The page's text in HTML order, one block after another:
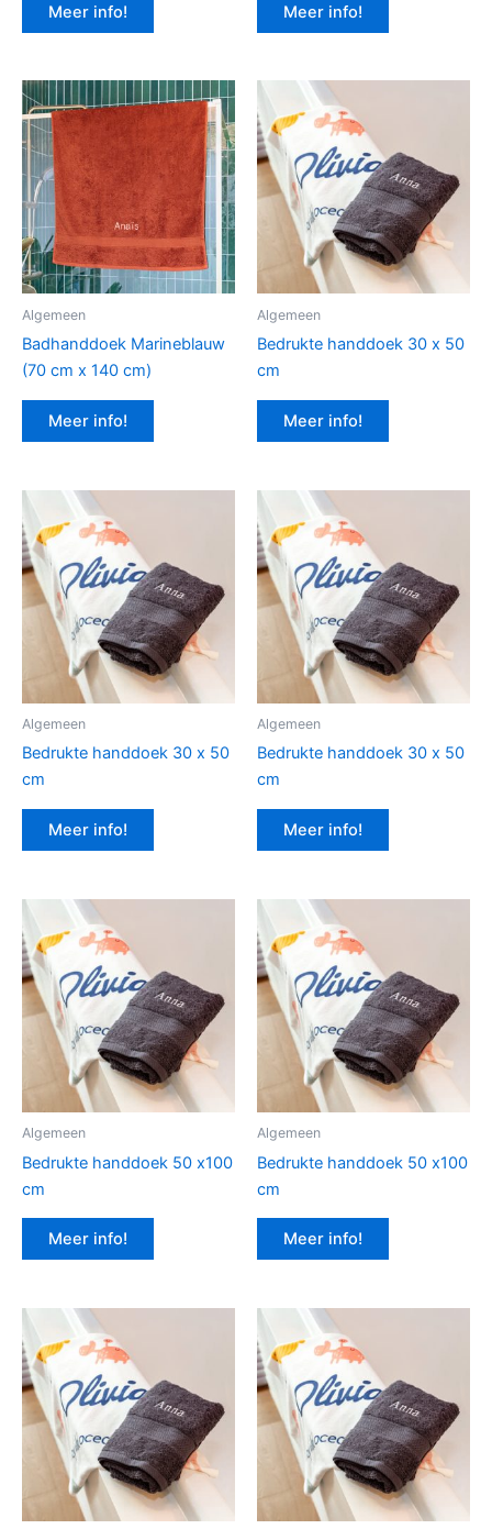
Meer info! Meer info!
Algemeen
Badhanddoek Marineblauw
(70 cm x 140 cm)
Meer info!
Algemeen
Bedrukte handdoek 30 x 50
cm
Meer info!
Algemeen
Bedrukte handdoek 30 x 50
cm
Meer info!
Algemeen
Bedrukte handdoek 30 x 50
cm
Meer info!
Algemeen
Bedrukte handdoek 50 x100
cm
Meer info!
Algemeen
Bedrukte handdoek 50 x100
cm
Meer info!